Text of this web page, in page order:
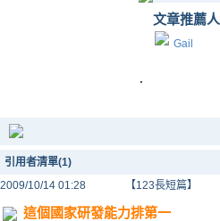
文章推薦人
Gail
.
引用者清單(1)
2009/10/14 01:28
【123長短篇】
這個國家研發能力排第一